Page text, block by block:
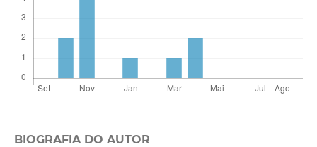
BIOGRAFIA DO AUTOR